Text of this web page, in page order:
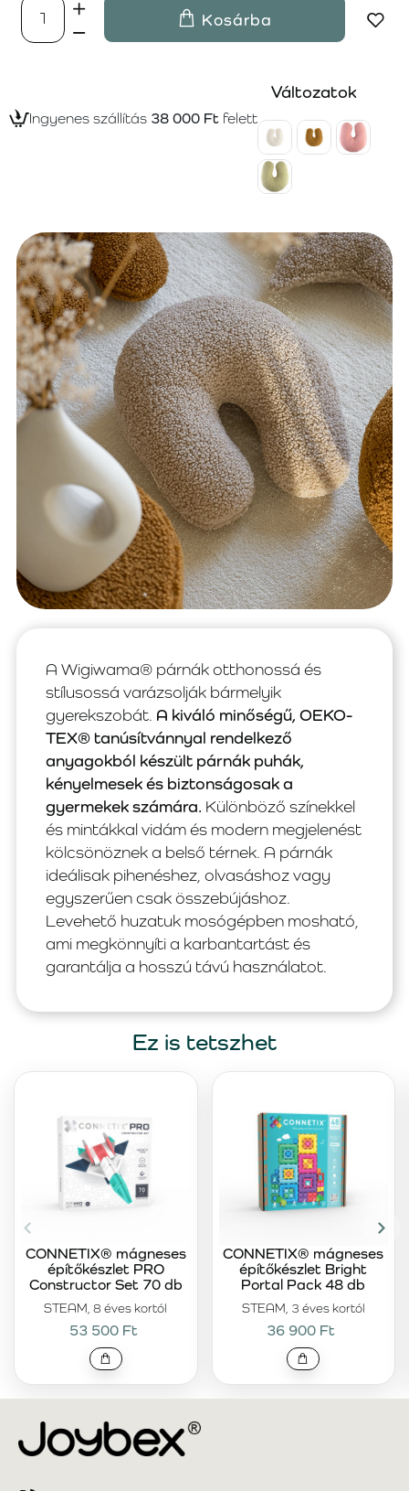
Kosárba
Ingyenes szállítás 38 000 Ft felett
Változatok
A Wigiwama® párnák otthonossá és
stílusossá varázsolják bármelyik
gyerekszobát. A kiváló minőségű, OEKO-
TEX® tanúsítvánnyal rendelkező
anyagokból készült párnák puhák,
kényelmesek és biztonságosak a
gyermekek számára. Különböző színekkel
és mintákkal vidám és modern megjelenést
kölcsönöznek a belső térnek. A párnák
ideálisak pihenéshez, olvasáshoz vagy
egyszerűen csak összebújáshoz.
Levehető huzatuk mosógépben mosható,
ami megkönnyíti a karbantartást és
garantálja a hosszú távú használatot.
Ez is tetszhet
STEAM, 8 éves kortól
CONNETIX® mágneses
építőkészlet PRO
Constructor Set 70 db
53 500 Ft
STEAM, 3 éves kortól
CONNETIX® mágneses
építőkészlet Bright
Portal Pack 48 db
36 900 Ft